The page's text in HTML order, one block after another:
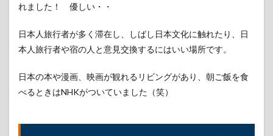
れました！ 優しい・・
日本人旅行者が多く滞在し、しばし日本文化に触れたり、日
本人旅行者や宿の人と意見交換するにはいい場所です。
日本の本や漫画、映画が観れるリビングがあり、朝ご飯を食
べるときはNHKがついていました（笑）